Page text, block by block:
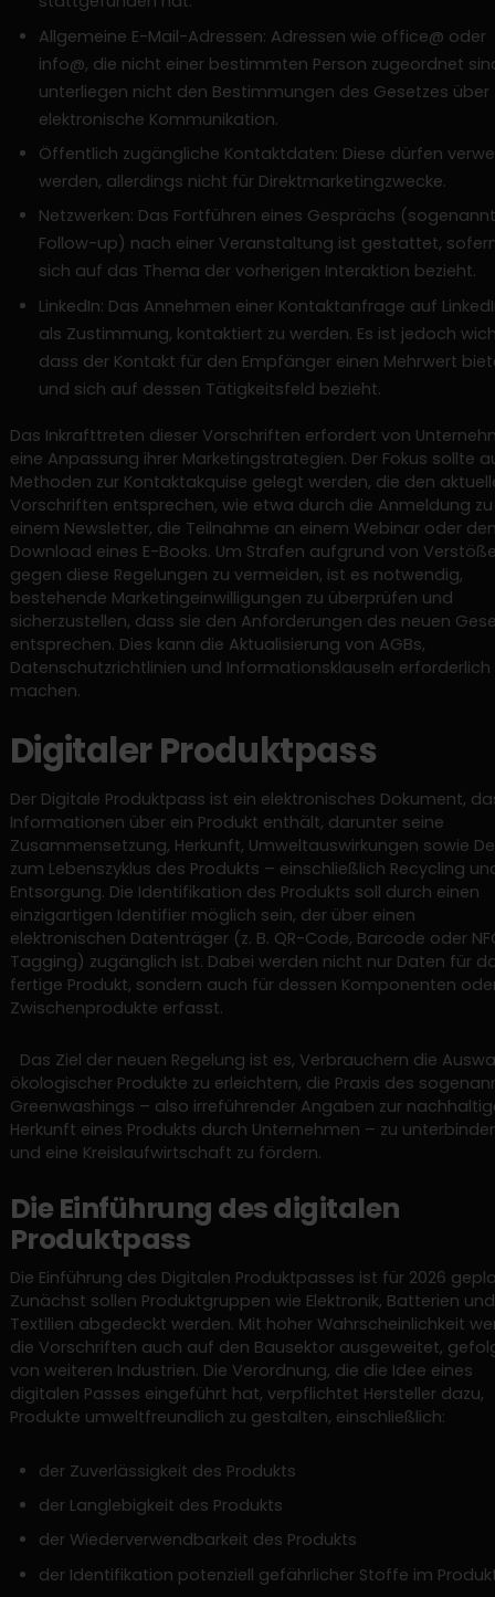
Allgemeine E-Mail-Adressen: Adressen wie office@ oder
info@, die nicht einer bestimmten Person zugeordnet
unterliegen nicht den Bestimmungen des Gesetzes über
elektronische Kommunikation.
Öffentlich zugängliche Kontaktdaten: Diese dürfen
werden, allerdings nicht für Direktmarketingzwecke.
Netzwerken: Das Fortführen eines Gesprächs
Follow-up) nach einer Veranstaltung ist gestattet,
sich auf das Thema der vorherigen Interaktion bezieht.
LinkedIn: Das Annehmen einer Kontaktanfrage auf
als Zustimmung, kontaktiert zu werden. Es ist jedoch
dass der Kontakt für den Empfänger einen Mehrwert
und sich auf dessen Tätigkeitsfeld bezieht.
Das Inkrafttreten dieser Vorschriften erfordert von
eine Anpassung ihrer Marketingstrategien. Der Fokus sollte
Methoden zur Kontaktakquise gelegt werden, die den
Vorschriften entsprechen, wie etwa durch die Anmeldung zu
einem Newsletter, die Teilnahme an einem Webinar oder
Download eines E-Books. Um Strafen aufgrund von
gegen diese Regelungen zu vermeiden, ist es notwendig,
bestehende Marketingeinwilligungen zu überprüfen und
sicherzustellen, dass sie den Anforderungen des neuen
entsprechen. Dies kann die Aktualisierung von AGBs,
Datenschutzrichtlinien und Informationsklauseln erforderlich
machen.
Digitaler Produktpass
Der Digitale Produktpass ist ein elektronisches Dokument,
Informationen über ein Produkt enthält, darunter seine
Zusammensetzung, Herkunft, Umweltauswirkungen sowie
zum Lebenszyklus des Produkts – einschließlich Recycling
Entsorgung. Die Identifikation des Produkts soll durch einen
einzigartigen Identifier möglich sein, der über einen
elektronischen Datenträger (z. B. QR-Code, Barcode oder
Tagging) zugänglich ist. Dabei werden nicht nur Daten für
fertige Produkt, sondern auch für dessen Komponenten
Zwischenprodukte erfasst.
Das Ziel der neuen Regelung ist es, Verbrauchern die
ökologischer Produkte zu erleichtern, die Praxis des
Greenwashings – also irreführender Angaben zur
Herkunft eines Produkts durch Unternehmen – zu
und eine Kreislaufwirtschaft zu fördern.
Die Einführung des digitalen
Produktpass
Die Einführung des Digitalen Produktpasses ist für 2026
Zunächst sollen Produktgruppen wie Elektronik, Batterien und
Textilien abgedeckt werden. Mit hoher Wahrscheinlichkeit
die Vorschriften auch auf den Bausektor ausgeweitet,
von weiteren Industrien. Die Verordnung, die die Idee eines
digitalen Passes eingeführt hat, verpflichtet Hersteller dazu,
Produkte umweltfreundlich zu gestalten, einschließlich:
der Zuverlässigkeit des Produkts
der Langlebigkeit des Produkts
der Wiederverwendbarkeit des Produkts
der Identifikation potenziell gefährlicher Stoffe im